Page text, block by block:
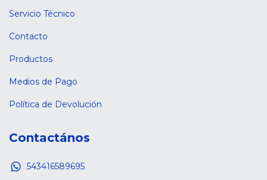
Servicio Técnico
Contacto
Productos
Medios de Pago
Política de Devolución
Contactános
543416589695